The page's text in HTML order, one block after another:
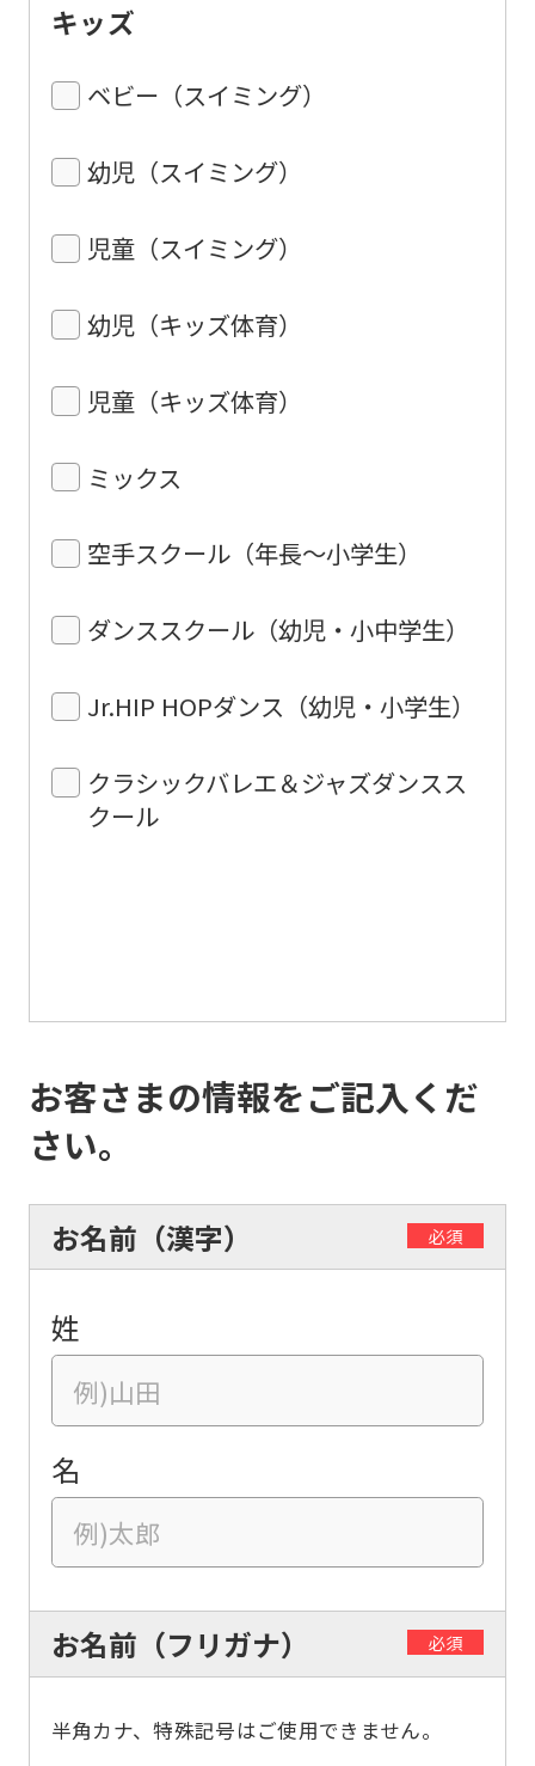
キッズ
ベビー（スイミング）
幼児（スイミング）
児童（スイミング）
幼児（キッズ体育）
児童（キッズ体育）
ミックス
空手スクール（年長〜小学生）
ダンススクール（幼児・小中学生）
Jr.HIP HOPダンス（幼児・小学生）
クラシックバレエ＆ジャズダンスス
クール
お客さまの情報をご記入くだ
さい。
お名前（漢字） 必須
姓
名
お名前（フリガナ） 必須
半角カナ、特殊記号はご使用できません。